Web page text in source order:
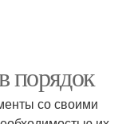
порядок
со своими